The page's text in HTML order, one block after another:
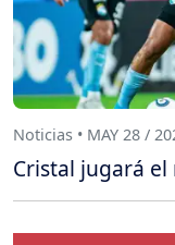
Noticias • MAY 28 /
Cristal jugará